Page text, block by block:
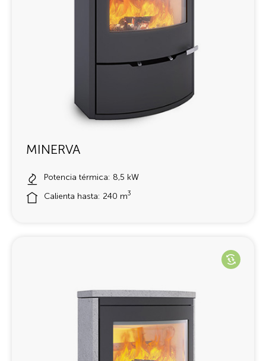
MINERVA
Potencia térmica: 8,5 kW
Calienta hasta: 240 m3